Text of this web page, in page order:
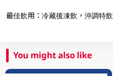
最佳飲用：冷藏後凍飲，沖調特飲
You might also like